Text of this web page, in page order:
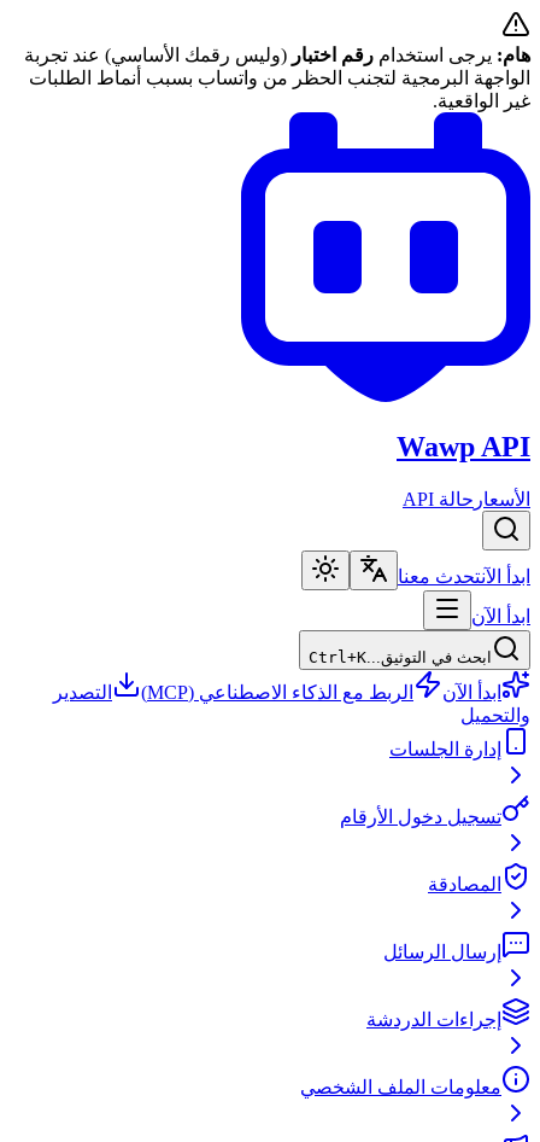
هام: يرجى استخدام رقم اختبار (وليس رقمك الأساسي) عند تجربة
الواجهة البرمجية لتجنب الحظر من واتساب بسبب أنماط الطلبات
غير الواقعية.
Wawp API
الأسعار حالة API
ابدأ الآنتحدث معنا
ابدأ الآن
ابحث في التوثيق... Ctrl+K
ابدأ الآن الربط مع الذكاء الاصطناعي (MCP)
التصدير
والتحميل
إدارة الجلسات
تسجيل دخول الأرقام
المصادقة
إرسال الرسائل
إجراءات الدردشة
معلومات الملف الشخصي